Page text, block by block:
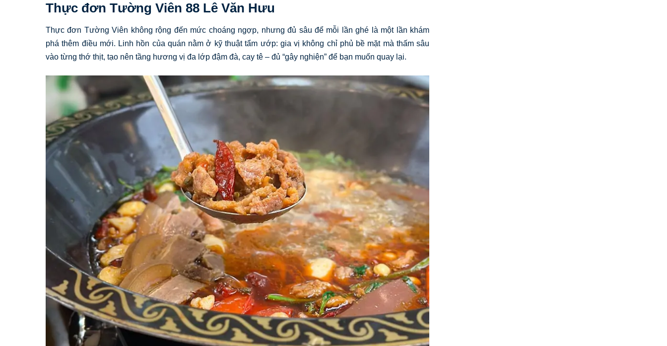
Thực đơn Tường Viên 88 Lê Văn Hưu
Thực đơn Tường Viên không rộng đến mức choáng ngợp, nhưng đủ sâu để mỗi lần ghé là một lần khám
phá thêm điều mới. Linh hồn của quán nằm ở kỹ thuật tẩm ướp: gia vị không chỉ phủ bề mặt mà thấm sâu
vào từng thớ thịt, tạo nên tầng hương vị đa lớp đậm đà, cay tê – đủ “gây nghiện” để bạn muốn quay lại.